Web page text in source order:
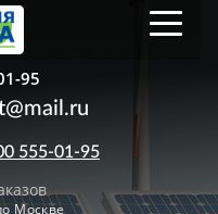
95
555-01-95
Москве